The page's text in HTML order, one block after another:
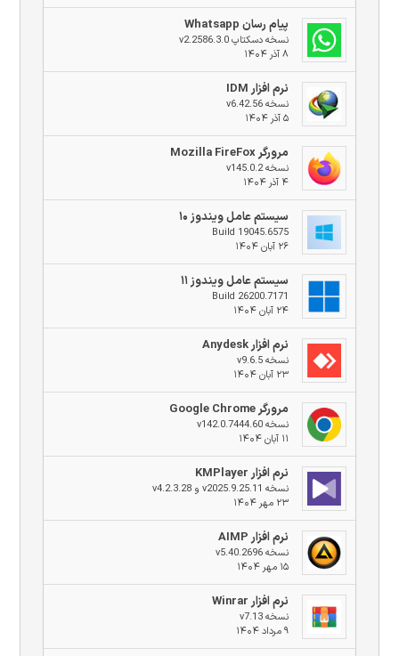
پیام رسان Whatsapp
نسخه دسکتاپ v2.2586.3.0
۸ آذر ۱۴۰۴
نرم افزار IDM
نسخه v6.42.56
۵ آذر ۱۴۰۴
مرورگر Mozilla FireFox
نسخه v145.0.2
۴ آذر ۱۴۰۴
سیستم عامل ویندوز ۱۰
Build 19045.6575
۲۶ آبان ۱۴۰۴
سیستم عامل ویندوز ۱۱
Build 26200.7171
۲۴ آبان ۱۴۰۴
نرم افزار Anydesk
نسخه v9.6.5
۲۳ آبان ۱۴۰۴
مرورگر Google Chrome
نسخه v142.0.7444.60
۱۱ آبان ۱۴۰۴
نرم افزار KMPlayer
نسخه v2025.9.25.11 و v4.2.3.28
۲۳ مهر ۱۴۰۴
نرم افزار AIMP
نسخه v5.40.2696
۱۵ مهر ۱۴۰۴
نرم افزار Winrar
نسخه v7.13
۹ مرداد ۱۴۰۴